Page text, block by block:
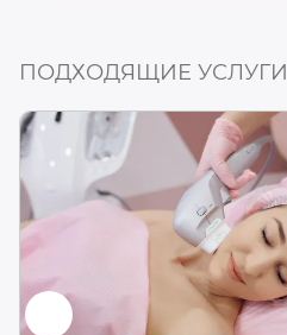
ПОДХОДЯЩИЕ УСЛУГИ